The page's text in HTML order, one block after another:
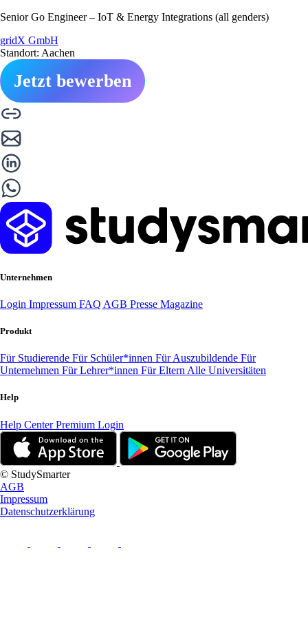
Senior Go Engineer – IoT & Energy Integrations (all genders)
gridX GmbH
Standort: Aachen
Jetzt bewerben
Unternehmen
Login Impressum FAQ AGB Presse Magazine
Produkt
Für Studierende Für Schüler*innen Für Auszubildende Für
Unternehmen Für Lehrer*innen Für Eltern Alle Universitäten
Help
Help CenterPremium Login
© StudySmarter
AGB
Impressum
Datenschutzerklärung